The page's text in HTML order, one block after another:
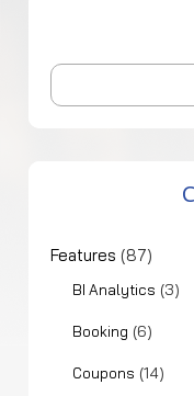
Features (87)
BI Analytics (3)
Booking (6)
Coupons (14)